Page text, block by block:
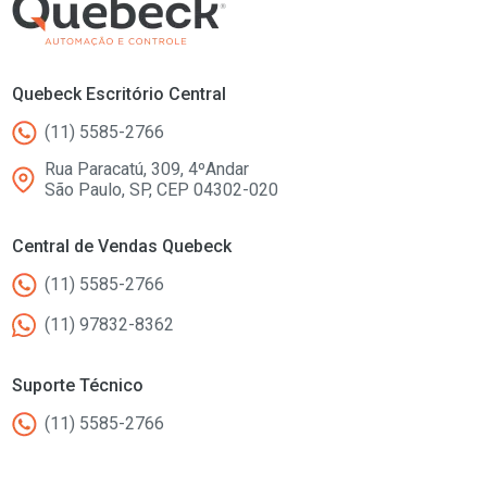
Quebeck Escritório Central
(11) 5585-2766
Rua Paracatú, 309, 4ºAndar
São Paulo, SP, CEP 04302-020
Central de Vendas Quebeck
(11) 5585-2766
(11) 97832-8362
Suporte Técnico
(11) 5585-2766